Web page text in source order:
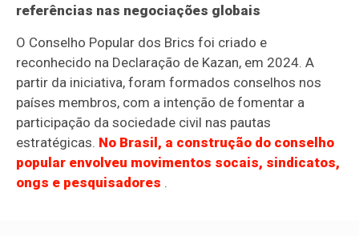
referências nas negociações globais
O Conselho Popular dos Brics foi criado e
reconhecido na Declaração de Kazan, em 2024. A
partir da iniciativa, foram formados conselhos nos
países membros, com a intenção de fomentar a
participação da sociedade civil nas pautas
estratégicas. No Brasil, a construção do conselho
popular envolveu movimentos socais, sindicatos,
ongs e pesquisadores .